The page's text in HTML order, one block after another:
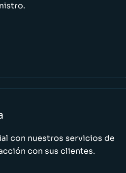
con nuestros servicios de
con sus clientes.